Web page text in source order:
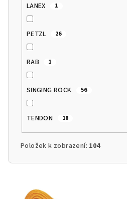
LANEX 1
PETZL 26
RAB 1
SINGING ROCK 56
TENDON 18
Položek k zobrazení: 104